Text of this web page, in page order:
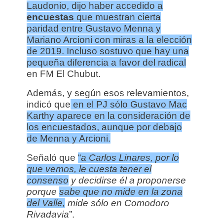
Laudonio, dijo haber accedido a
encuestas que muestran cierta
paridad entre Gustavo Menna y
Mariano Arcioni con miras a la elección
de 2019. Incluso sostuvo que hay una
pequeña diferencia a favor del radical
en FM El Chubut.
Además, y según esos relevamientos,
indicó que en el PJ sólo Gustavo Mac
Karthy aparece en la consideración de
los encuestados, aunque por debajo
de Menna y Arcioni.
Señaló que “a Carlos Linares, por lo
que vemos, le cuesta tener el
consenso y decidirse él a proponerse
porque sabe que no mide en la zona
del Valle, mide sólo en Comodoro
Rivadavia”.